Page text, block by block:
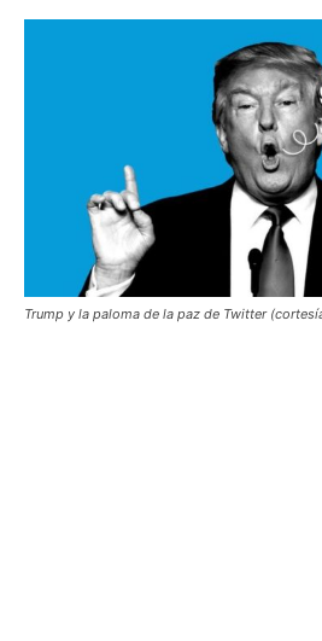
Trump y la paloma de la paz de Twitter